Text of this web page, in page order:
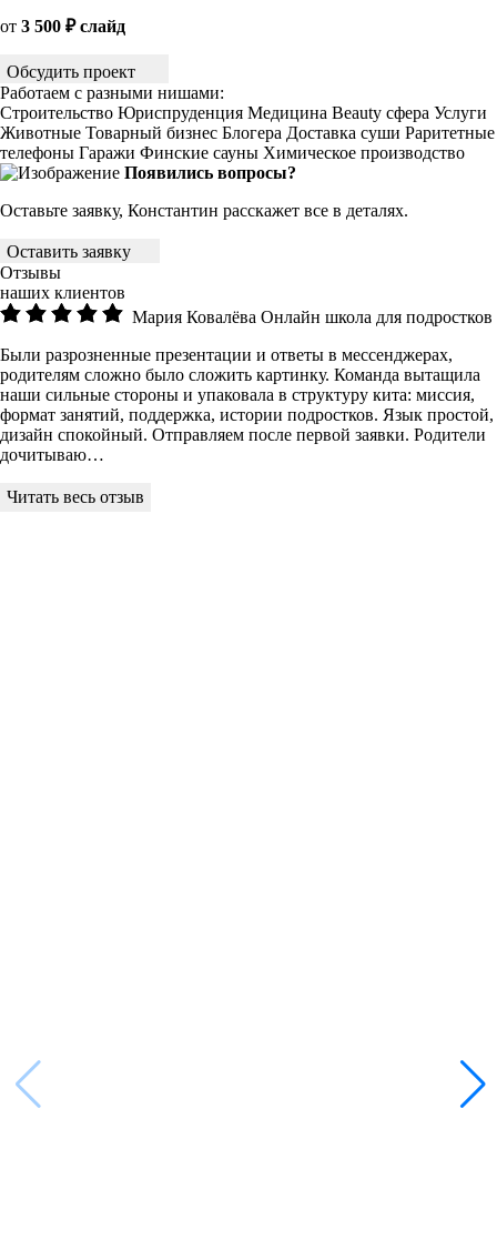
от 3 500 ₽ слайд
Обсудить проект
Работаем с разными нишами:
Строительство Юриспруденция Медицина Beauty сфера Услуги
Животные Товарный бизнес Блогера Доставка суши Раритетные
телефоны Гаражи Финские сауны Химическое производство
Появились вопросы?
Оставьте заявку, Конcтантин расскажет все в деталях.
Оставить заявку
Отзывы
наших клиентов
Мария Ковалёва Онлайн школа для подростков
Были разрозненные презентации и ответы в мессенджерах,
родителям сложно было сложить картинку. Команда вытащила
наши сильные стороны и упаковала в структуру кита: миссия,
формат занятий, поддержка, истории подростков. Язык простой,
дизайн спокойный. Отправляем после первой заявки. Родители
дочитываю…